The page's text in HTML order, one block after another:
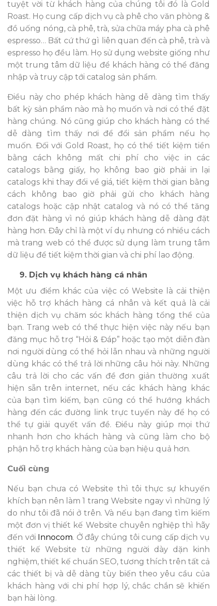
tuyệt vời từ khách hàng của chúng tôi đó là Gold
Roast. Họ cung cấp dịch vụ cà phê cho văn phòng &
đồ uống nóng, cà phê, trà, sửa chữa máy pha cà phê
espresso… Bất cứ thứ gì liên quan đến cà phê, trà và
espresso họ đều làm. Họ sử dụng website giống như
một trung tâm dữ liệu để khách hàng có thể đăng
nhập và truy cập tới catalog sản phẩm.
Điều này cho phép khách hàng dễ dàng tìm thấy
bất kỳ sản phẩm nào mà họ muốn và nơi có thể đặt
hàng chúng. Nó cũng giúp cho khách hàng có thể
dễ dàng tìm thấy nơi để đổi sản phẩm nếu họ
muốn. Đối với Gold Roast, họ có thể tiết kiệm tiền
bằng cách không mất chi phí cho việc in các
catalogs bằng giấy, họ không bao giờ phải in lại
catalogs khi thay đổi về giá,tiết kiệm thời gian bằng
cách không bao giờ phải gửi cho khách hàng
catalogs hoặc cập nhật catalog và nó có thể tăng
đơn đặt hàng vì nó giúp khách hàng dễ dàng đặt
hàng hơn. Đây chỉ là một ví dụ nhưng có nhiều cách
mà trang web có thể được sử dụng làm trung tâm
dữ liệu để tiết kiệm thời gian và chi phí lao động.
9. Dịch vụ khách hàng cá nhân
Một ưu điểm khác của việc có Website là cải thiện
việc hỗ trợ khách hàng cá nhân và kết quả là cải
thiện dịch vụ chăm sóc khách hàng tổng thể của
bạn. Trang web có thể thực hiện việc này nếu bạn
đăng mục hỗ trợ “Hỏi & Đáp” hoặc tạo một diễn đàn
nơi người dùng có thể hỏi lẫn nhau và những người
dùng khác có thể trả lời những câu hỏi này. Những
câu trả lời cho các vấn đề đơn giản thường xuất
hiện sẵn trên internet, nếu các khách hàng khác
của bạn tìm kiếm, bạn cũng có thể hướng khách
hàng đến các đường link trực tuyến này để họ có
thể tự giải quyết vấn đề. Điều này giúp mọi thứ
nhanh hơn cho khách hàng và cũng làm cho bộ
phận hỗ trợ khách hàng của bạn hiệu quả hơn.
Cuối cùng
Nếu bạn chưa có Website thì tôi thực sự khuyến
khích bạn nên làm 1 trang Website ngay vì những lý
do như tôi đã nói ở trên. Và nếu bạn đang tìm kiếm
một đơn vị thiết kế Website chuyên nghiệp thì hãy
đến với Innocom. Ở đây chúng tôi cung cấp dịch vụ
thiết kế Website từ những người dày dặn kinh
nghiệm, thiết kế chuẩn SEO, tương thích trên tất cả
các thiết bị và dễ dàng tùy biến theo yêu cầu của
khách hàng với chi phí hợp lý, chắc chắn sẽ khiến
bạn hài lòng.